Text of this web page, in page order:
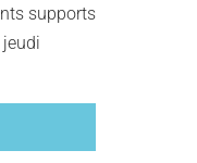
supports